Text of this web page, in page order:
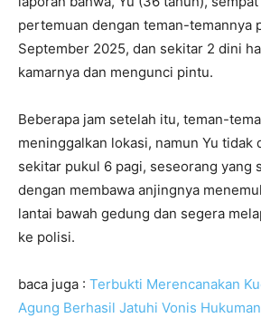
pertemuan dengan teman-temannya
September 2025, dan sekitar 2 dini
kamarnya dan mengunci pintu.
Beberapa jam setelah itu, teman-
meninggalkan lokasi, namun Yu tidak
sekitar pukul 6 pagi, seseorang yang
dengan membawa anjingnya
lantai bawah gedung dan segera
ke polisi.
baca juga : Terbukti Merencanakan
Agung Berhasil Jatuhi Vonis